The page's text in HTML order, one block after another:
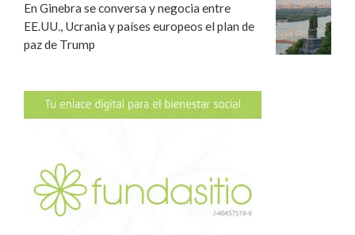
En Ginebra se conversa y negocia entre
EE.UU., Ucrania y países europeos el plan de
paz de Trump